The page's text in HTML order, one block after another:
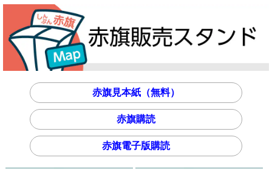
赤旗見本紙（無料）
赤旗購読
赤旗電子版購読